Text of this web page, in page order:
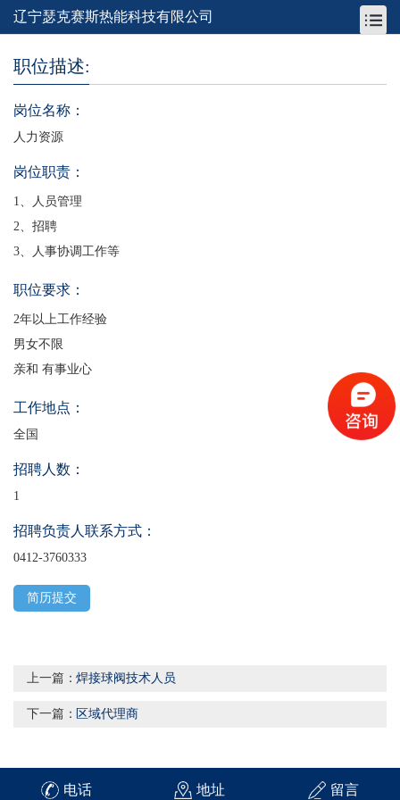
辽宁瑟克赛斯热能科技有限公司
职位描述:
岗位名称：
人力资源
岗位职责：
1、人员管理
2、招聘
3、人事协调工作等
职位要求：
2年以上工作经验
男女不限
亲和 有事业心
工作地点：
全国
招聘人数：
1
招聘负责人联系方式：
0412-3760333
简历提交
上一篇：焊接球阀技术人员
下一篇： 区域代理商
电话 地址 留言